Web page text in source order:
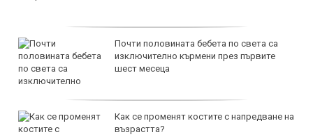
Почти половината бебета по света са
изключително кърмени през първите
шест месеца
Как се променят костите с напредване на
възрастта?